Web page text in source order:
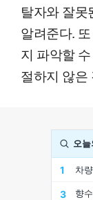
탈자와 잘
알려준다.
지 파악할
절하지 않은